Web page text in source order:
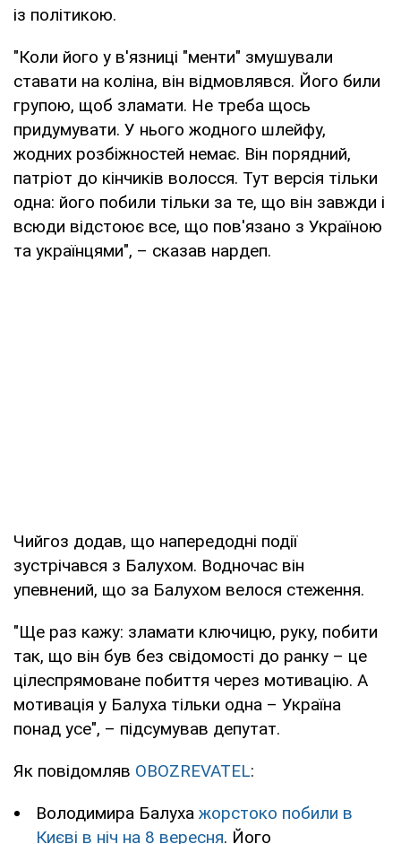
із політикою.
"Коли його у в'язниці "менти" змушували
ставати на коліна, він відмовлявся. Його били
групою, щоб зламати. Не треба щось
придумувати. У нього жодного шлейфу,
жодних розбіжностей немає. Він порядний,
патріот до кінчиків волосся. Тут версія тільки
одна: його побили тільки за те, що він завжди і
всюди відстоює все, що пов'язано з Україною
та українцями", – сказав нардеп.
Чийгоз додав, що напередодні події
зустрічався з Балухом. Водночас він
упевнений, що за Балухом велося стеження.
"Ще раз кажу: зламати ключицю, руку, побити
так, що він був без свідомості до ранку – це
цілеспрямоване побиття через мотивацію. А
мотивація у Балуха тільки одна – Україна
понад усе", – підсумував депутат.
Як повідомляв OBOZREVATEL:
Володимира Балуха жорстоко побили в
Києві в ніч на 8 вересня. Його